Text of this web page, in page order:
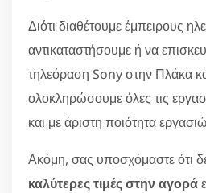
Διότι διαθέτουμε έμπειρους
αντικαταστήσουμε ή να
τηλεόραση Sony στην Πλάκα
ολοκληρώσουμε όλες τις
και με άριστη ποιότητα
Ακόμη, σας υποσχόμαστε ότι
καλύτερες τιμές στην αγορά